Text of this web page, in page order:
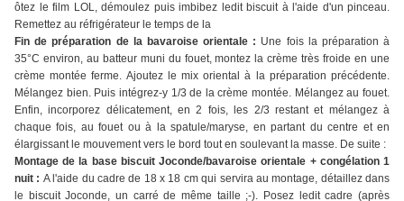
ôtez le film LOL, démoulez puis imbibez ledit biscuit à l'aide d'un pinceau.
Remettez au réfrigérateur le temps de la
Fin de préparation de la bavaroise orientale : Une fois la préparation à
35°C environ, au batteur muni du fouet, montez la crème très froide en une
crème montée ferme. Ajoutez le mix oriental à la préparation précédente.
Mélangez bien. Puis intégrez-y 1/3 de la crème montée. Mélangez au fouet.
Enfin, incorporez délicatement, en 2 fois, les 2/3 restant et mélangez à
chaque fois, au fouet ou à la spatule/maryse, en partant du centre et en
élargissant le mouvement vers le bord tout en soulevant la masse. De suite :
Montage de la base biscuit Joconde/bavaroise orientale + congélation 1
nuit : A l'aide du cadre de 18 x 18 cm qui servira au montage, détaillez dans
le biscuit Joconde, un carré de même taille ;-). Posez ledit cadre (après